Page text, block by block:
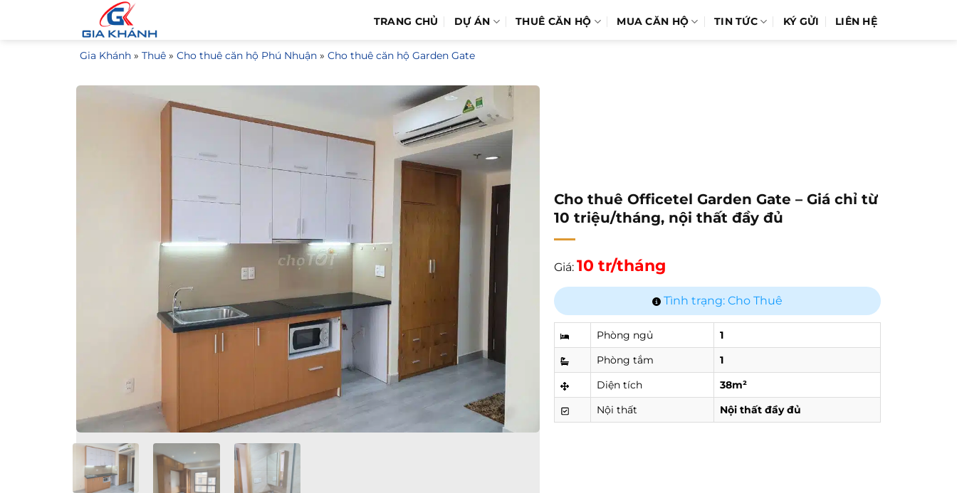
TRANG CHỦ DỰ ÁN THUÊ CĂN HỘ MUA CĂN HỘ TIN TỨC KÝ GỬI LIÊN HỆ
Gia Khánh » Thuê » Cho thuê căn hộ Phú Nhuận » Cho thuê căn hộ Garden Gate
Cho thuê Officetel Garden Gate – Giá chỉ từ
10 triệu/tháng, nội thất đầy đủ
Giá: 10 tr/tháng
Tình trạng: Cho Thuê
Phòng ngủ
1
Phòng tắm
1
Diện tích
38m²
Nội thất
Nội thất đầy đủ